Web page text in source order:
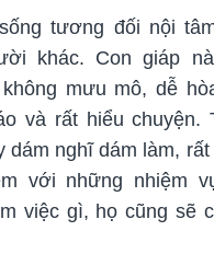
tương đối nội
khác. Con giáp
mưu mô, dễ
và rất hiểu chuyện.
dám nghĩ dám làm,
với những nhiệm
việc gì, họ cũng sẽ